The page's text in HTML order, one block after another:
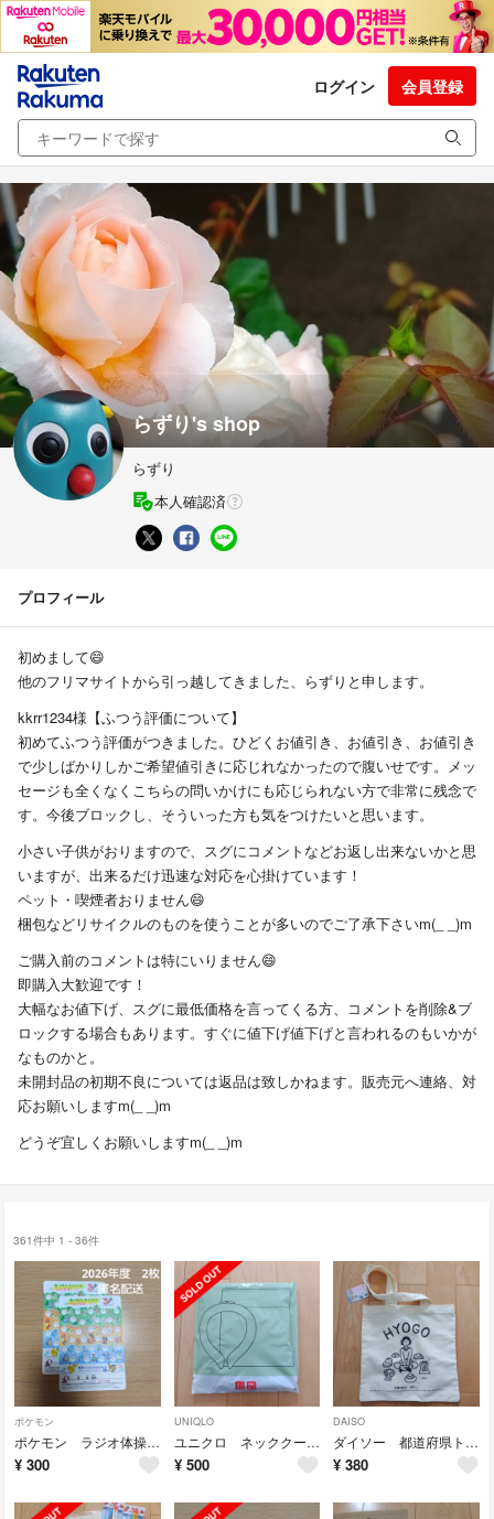
ログイン 会員登録
らずり's shop
らずり
本人確認済
プロフィール
初めまして😄
他のフリマサイトから引っ越してきました、らずりと申します。
kkrr1234様【ふつう評価について】
初めてふつう評価がつきました。ひどくお値引き、お値引き、お値引き
で少しばかりしかご希望値引きに応じれなかったので腹いせです。メッ
セージも全くなくこちらの問いかけにも応じられない方で非常に残念で
す。今後ブロックし、そういった方も気をつけたいと思います。
小さい子供がおりますので、スグにコメントなどお返し出来ないかと思
いますが、出来るだけ迅速な対応を心掛けています！
ペット・喫煙者おりません😄
梱包などリサイクルのものを使うことが多いのでご了承下さいm(_ _)m
ご購入前のコメントは特にいりません😄
即購入大歓迎です！
大幅なお値下げ、スグに最低価格を言ってくる方、コメントを削除&ブ
ロックする場合もあります。すぐに値下げ値下げと言われるのもいかが
なものかと。
未開封品の初期不良については返品は致しかねます。販売元へ連絡、対
応お願いしますm(_ _)m
どうぞ宜しくお願いしますm(_ _)m
361件中 1 - 36件
ポケモン
ポケモン ラジオ体操カード 2026 出席カード
¥ 300
UNIQLO
ユニクロ ネッククーリング＆保冷ポーチセット ノベルティ ネッククーラー
¥ 500
DAISO
ダイソー 都道府県トートバッグ 兵庫県 EXPO兵庫レガシースタンプラリー
¥ 380